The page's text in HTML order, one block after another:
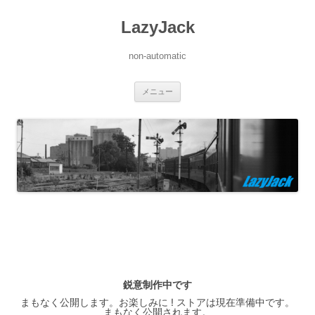
LazyJack
non-automatic
メニュー
ツ
へ
ス
キ
ッ
プ
鋭意制作中です
まもなく公開します。お楽しみに ! ストアは現在準備中です。
まもなく公開されます。